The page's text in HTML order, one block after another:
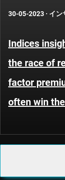
30-05-2023 · イン
Indices
the race of
factor
often win